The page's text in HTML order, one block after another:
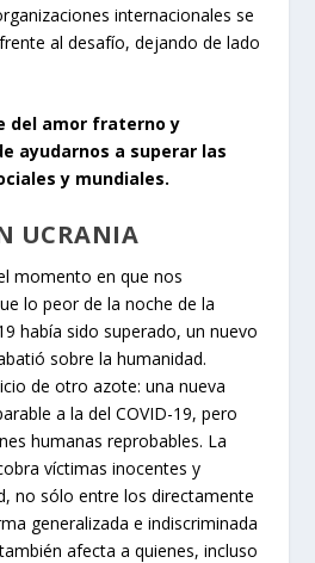
internacionales se
al desafío, dejando de lado
del amor fraterno y
ayudarnos a superar las
y mundiales.
UCRANIA
momento en que nos
lo peor de la noche de la
había sido superado, un nuevo
sobre la humanidad.
de otro azote: una nueva
a la del COVID-19, pero
humanas reprobables. La
víctimas inocentes y
no sólo entre los directamente
generalizada e indiscriminada
afecta a quienes, incluso